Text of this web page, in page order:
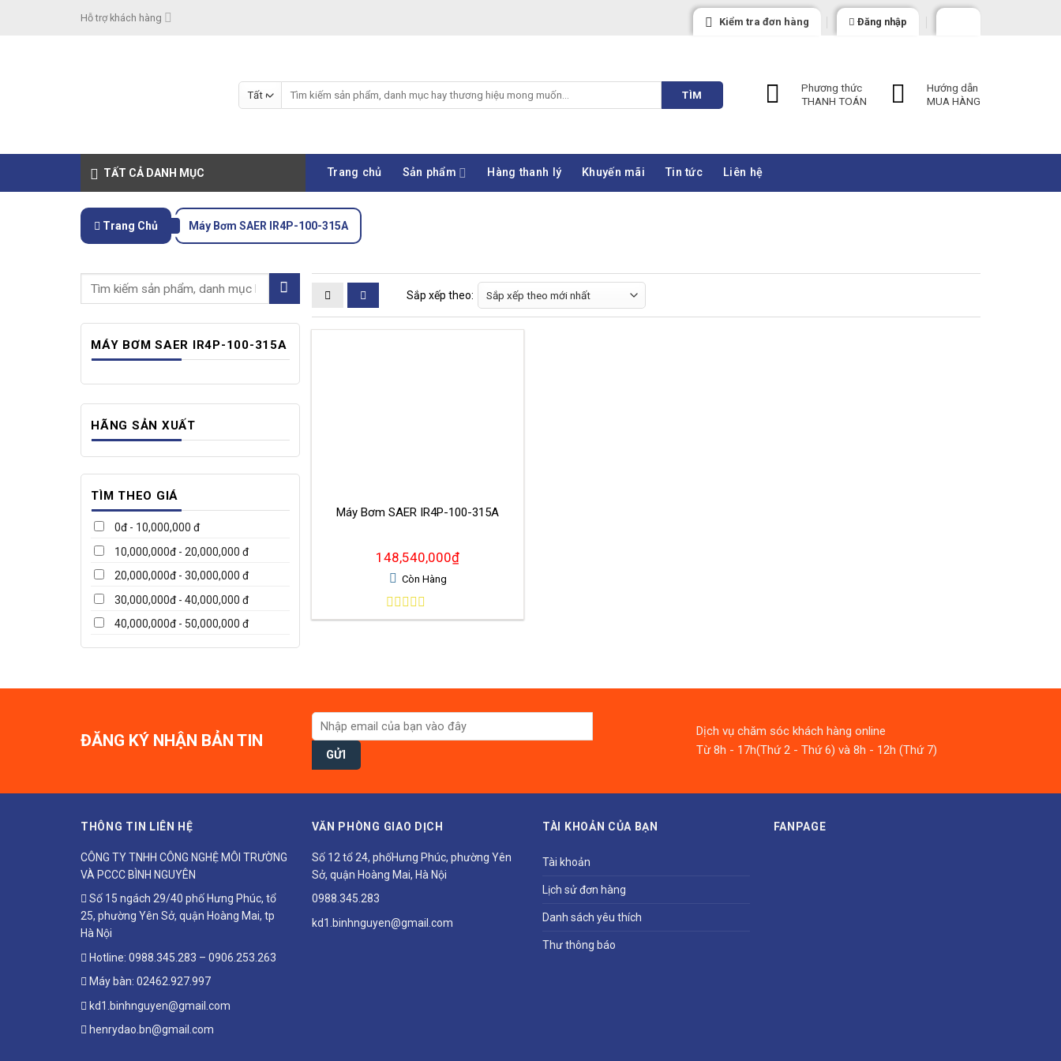
Hỗ trợ khách hàng Kiểm tra đơn hàng Đăng nhập
kiếm:
TÌM
Phương thức
THANH TOÁN
Hướng dẫn
MUA HÀNG
TẤT CẢ DANH MỤC Trang chủ Sản phẩm Hàng thanh lý Khuyến mãi Tin tức Liên hệ
Trang Chủ Máy Bơm SAER IR4P-100-315A
MÁY BƠM SAER IR4P-100-315A
HÃNG SẢN XUẤT
TÌM THEO GIÁ
0đ - 10,000,000 đ
10,000,000đ - 20,000,000 đ
20,000,000đ - 30,000,000 đ
30,000,000đ - 40,000,000 đ
40,000,000đ - 50,000,000 đ
Sắp xếp theo:
Máy Bơm SAER IR4P-100-315A
148,540,000₫
Còn Hàng
0
ĐĂNG KÝ NHẬN BẢN TIN
Dịch vụ chăm sóc khách hàng online
Từ 8h - 17h(Thứ 2 - Thứ 6) và 8h - 12h (Thứ 7)
THÔNG TIN LIÊN HỆ
CÔNG TY TNHH CÔNG NGHỆ MÔI TRƯỜNG
VÀ PCCC BÌNH NGUYÊN
Số 15 ngách 29/40 phố Hưng Phúc, tổ
25, phường Yên Sở, quận Hoàng Mai, tp
Hà Nội
Hotline: 0988.345.283 – 0906.253.263
Máy bàn: 02462.927.997
kd1.binhnguyen@gmail.com
henrydao.bn@gmail.com
VĂN PHÒNG GIAO DỊCH
Số 12 tổ 24, phốHưng Phúc, phường Yên
Sở, quận Hoàng Mai, Hà Nội
0988.345.283
kd1.binhnguyen@gmail.com
TÀI KHOẢN CỦA BẠN
Tài khoản
Lịch sử đơn hàng
Danh sách yêu thích
Thư thông báo
FANPAGE